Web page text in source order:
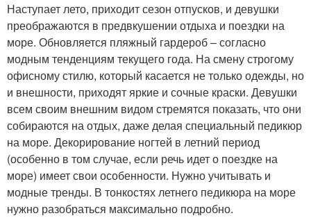
Наступает лето, приходит сезон отпусков, и девушки
преображаются в предвкушении отдыха и поездки на
море. Обновляется пляжный гардероб – согласно
модным тенденциям текущего года. На смену строгому
офисному стилю, который касается не только одежды, но
и внешности, приходят яркие и сочные краски. Девушки
всем своим внешним видом стремятся показать, что они
собираются на отдых, даже делая специальный педикюр
на море. Декорирование ногтей в летний период
(особенно в том случае, если речь идет о поездке на
море) имеет свои особенности. Нужно учитывать и
модные тренды. В тонкостях летнего педикюра на море
нужно разобраться максимально подробно.